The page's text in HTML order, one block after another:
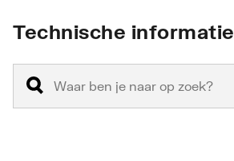
Technische informatie